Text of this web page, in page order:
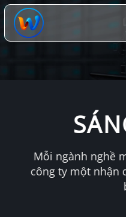
Chuyển
đến
dung
Mỗi ngành nghề
công ty một nhận